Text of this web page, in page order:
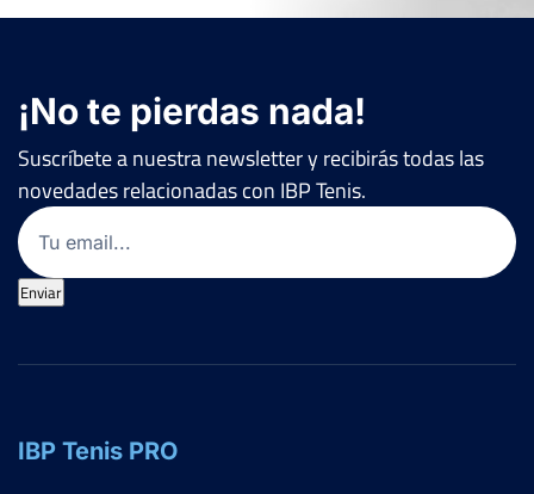
¡No te pierdas nada!
Suscríbete a nuestra newsletter y recibirás todas las
novedades relacionadas con IBP Tenis.
Email
Enviar
IBP Tenis PRO